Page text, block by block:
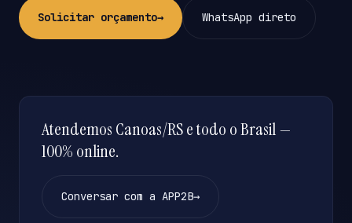
Solicitar orçamento→ WhatsApp direto
Atendemos Canoas/RS e todo o Brasil —
100% online.
Conversar com a APP2B→